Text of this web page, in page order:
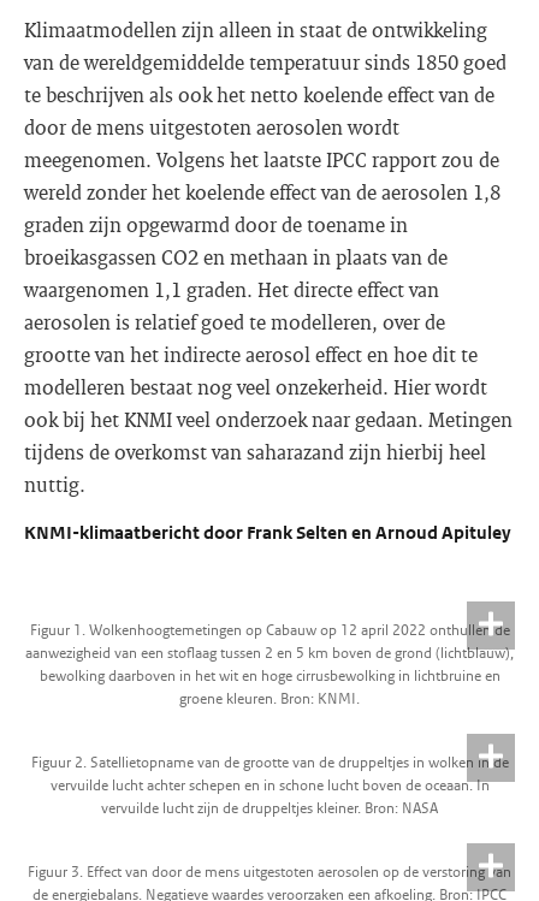
Klimaatmodellen zijn alleen in staat de ontwikkeling
van de wereldgemiddelde temperatuur sinds 1850 goed
te beschrijven als ook het netto koelende effect van de
door de mens uitgestoten aerosolen wordt
meegenomen. Volgens het laatste IPCC rapport zou de
wereld zonder het koelende effect van de aerosolen 1,8
graden zijn opgewarmd door de toename in
broeikasgassen CO2 en methaan in plaats van de
waargenomen 1,1 graden. Het directe effect van
aerosolen is relatief goed te modelleren, over de
grootte van het indirecte aerosol effect en hoe dit te
modelleren bestaat nog veel onzekerheid. Hier wordt
ook bij het KNMI veel onderzoek naar gedaan. Metingen
tijdens de overkomst van saharazand zijn hierbij heel
nuttig.
KNMI-klimaatbericht door Frank Selten en Arnoud Apituley
Figuur 1. Wolkenhoogtemetingen op Cabauw op 12 april 2022 onthullen de
aanwezigheid van een stoflaag tussen 2 en 5 km boven de grond (lichtblauw),
bewolking daarboven in het wit en hoge cirrusbewolking in lichtbruine en
groene kleuren. Bron: KNMI.
Figuur 2. Satellietopname van de grootte van de druppeltjes in wolken in de
vervuilde lucht achter schepen en in schone lucht boven de oceaan. In
vervuilde lucht zijn de druppeltjes kleiner. Bron: NASA
Figuur 3. Effect van door de mens uitgestoten aerosolen op de verstoring van
de energiebalans. Negatieve waardes veroorzaken een afkoeling. Bron: IPCC